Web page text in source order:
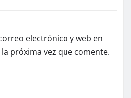
electrónico y web en
próxima vez que comente.